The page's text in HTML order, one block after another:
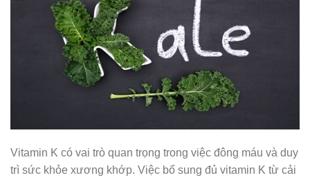
Vitamin K có vai trò quan trọng trong việc đông máu và duy
trì sức khỏe xương khớp. Việc bổ sung đủ vitamin K từ cải